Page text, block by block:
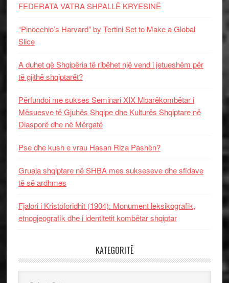
FEDERATA VATRA SHPALLË KRYESINË
“Pinocchio’s Harvard” by Tertini Set to Make a Global
Slice
A duhet që Shqipëria të ribëhet një vend i jetueshëm për
të gjithë shqiptarët?
Përfundoi me sukses Seminari XIX Mbarëkombëtar i
Mësuesve të Gjuhës Shqipe dhe Kulturës Shqiptare në
Diasporë dhe në Mërgatë
Pse dhe kush e vrau Hasan Riza Pashën?
Gruaja shqiptare në SHBA mes sukseseve dhe sfidave
të së ardhmes
Fjalori i Kristoforidhit (1904): Monument leksikografik,
etnogjeografik dhe i identitetit kombëtar shqiptar
KATEGORITË